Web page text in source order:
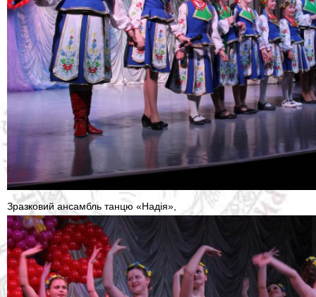
Зразковий ансамбль танцю «Надія»,